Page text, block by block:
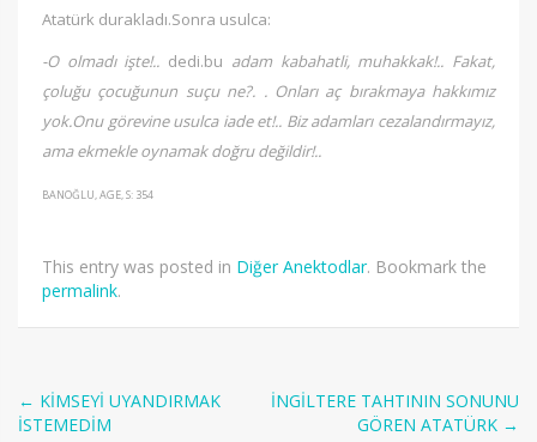
Atatürk durakladı.Sonra usulca:
-O olmadı işte!.. dedi.bu adam kabahatli, muhakkak!.. Fakat,
çoluğu çocuğunun suçu ne?. . Onları aç bırakmaya hakkımız
yok.Onu görevine usulca iade et!.. Biz adamları cezalandırmayız,
ama ekmekle oynamak doğru değildir!..
BANOĞLU, AGE, S: 354
This entry was posted in Diğer Anektodlar. Bookmark the
permalink.
Post
← KİMSEYİ UYANDIRMAK
İSTEMEDİM
İNGİLTERE TAHTININ SONUNU
GÖREN ATATÜRK →